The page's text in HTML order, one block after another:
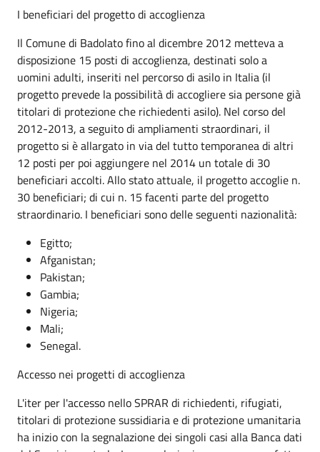
I beneficiari del progetto di accoglienza
Il Comune di Badolato fino al dicembre 2012 metteva a
disposizione 15 posti di accoglienza, destinati solo a
uomini adulti, inseriti nel percorso di asilo in Italia (il
progetto prevede la possibilità di accogliere sia persone già
titolari di protezione che richiedenti asilo). Nel corso del
2012-2013, a seguito di ampliamenti straordinari, il
progetto si è allargato in via del tutto temporanea di altri
12 posti per poi aggiungere nel 2014 un totale di 30
beneficiari accolti. Allo stato attuale, il progetto accoglie n.
30 beneficiari; di cui n. 15 facenti parte del progetto
straordinario. I beneficiari sono delle seguenti nazionalità:
Egitto;
Afganistan;
Pakistan;
Gambia;
Nigeria;
Mali;
Senegal.
Accesso nei progetti di accoglienza
L'iter per l'accesso nello SPRAR di richiedenti, rifugiati,
titolari di protezione sussidiaria e di protezione umanitaria
ha inizio con la segnalazione dei singoli casi alla Banca dati